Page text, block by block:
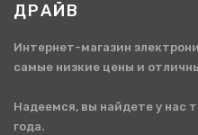
ДРАЙВ
Интернет-магазин
самые низкие цены и
Надеемся, вы найдете у нас
года.